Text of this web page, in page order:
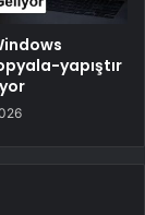
yapıştır